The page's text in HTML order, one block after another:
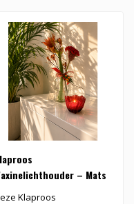
– Mats
JonassonKlaproos